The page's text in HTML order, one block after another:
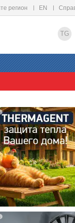
регион EN
TG